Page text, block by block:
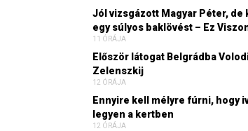
Jól vizsgázott Magyar Péter, de
egy súlyos baklövést – Ez
11 ÓRÁJA
Először látogat Belgrádba
Zelenszkij
12 ÓRÁJA
Ennyire kell mélyre fúrni, hogy
legyen a kertben
12 ÓRÁJA